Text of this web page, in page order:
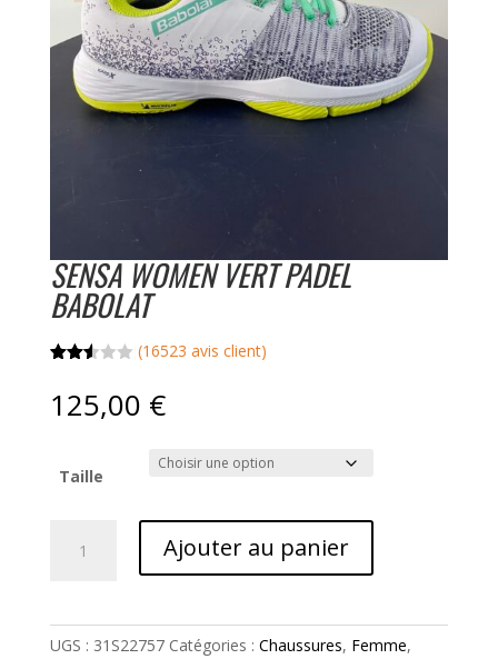
SENSA WOMEN VERT PADEL
BABOLAT
sur
notati
ons
(16523 avis client)
125,00 €
Taille
Ajouter au panier
UGS : 31S22757 Catégories : Chaussures, Femme,